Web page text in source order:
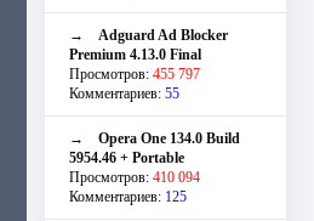
→ Adguard Ad Blocker
Premium 4.13.0 Final
Просмотров: 455 797
Комментариев: 55
→ Opera One 134.0 Build
5954.46 + Portable
Просмотров: 410 094
Комментариев: 125